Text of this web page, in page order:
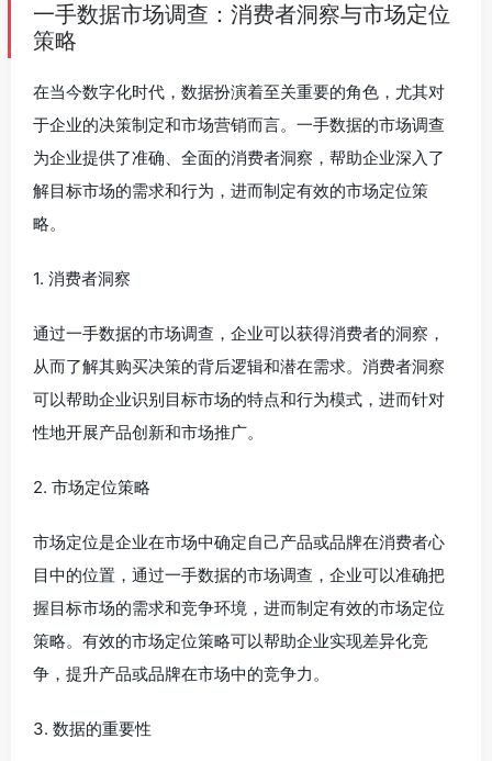
一手数据市场调查：消费者洞察与市场定位
策略
在当今数字化时代，数据扮演着至关重要的角色，尤其对
于企业的决策制定和市场营销而言。一手数据的市场调查
为企业提供了准确、全面的消费者洞察，帮助企业深入了
解目标市场的需求和行为，进而制定有效的市场定位策
略。
1. 消费者洞察
通过一手数据的市场调查，企业可以获得消费者的洞察，
从而了解其购买决策的背后逻辑和潜在需求。消费者洞察
可以帮助企业识别目标市场的特点和行为模式，进而针对
性地开展产品创新和市场推广。
2. 市场定位策略
市场定位是企业在市场中确定自己产品或品牌在消费者心
目中的位置，通过一手数据的市场调查，企业可以准确把
握目标市场的需求和竞争环境，进而制定有效的市场定位
策略。有效的市场定位策略可以帮助企业实现差异化竞
争，提升产品或品牌在市场中的竞争力。
3. 数据的重要性